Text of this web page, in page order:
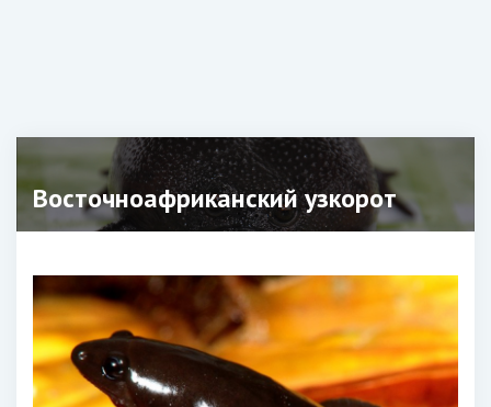
Восточноафриканский узкорот